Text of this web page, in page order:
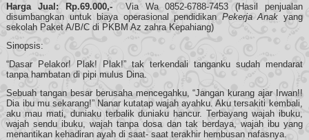
Harga Jual: Rp.69.000,-Via Wa 0852-6788-7453 (Hasil penjualan
disumbangkan untuk biaya operasional pendidikan Pekerja Anak yang
sekolah Paket A/B/C di PKBM Az zahra Kepahiang)
Sinopsis:
“Dasar Pelakor! Plak! Plak!” tak terkendali tanganku sudah mendarat
tanpa hambatan di pipi mulus Dina.
Sebuah tangan besar berusaha mencegahku, “Jangan kurang ajar Irwan!!
Dia ibu mu sekarang!” Nanar kutatap wajah ayahku. Aku tersakiti kembali,
aku mau mati, duniaku terbalik duniaku hancur. Terbayang wajah ibuku,
wajah sendu ibuku, wajah tanpa dosa dan tak berdaya, wajah ibu yang
menantikan kehadiran ayah di saat- saat terakhir hembusan nafasnya.